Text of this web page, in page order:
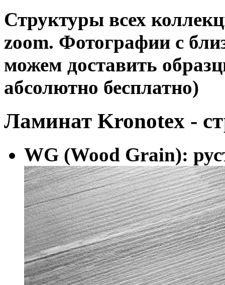
Структуры всех
zoom. Фотографии с
можем доставить
абсолютно бесплатно)
Ламинат Kronotex -
WG (Wood Grain):